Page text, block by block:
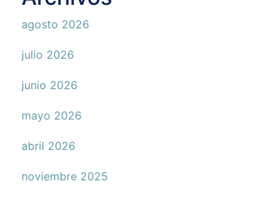
agosto 2026
julio 2026
junio 2026
mayo 2026
abril 2026
noviembre 2025